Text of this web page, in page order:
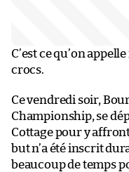
C’est ce qu’on
crocs.
Ce vendredi soir,
Championship, se
Cottage pour y
but n’a été inscrit
beaucoup de temps